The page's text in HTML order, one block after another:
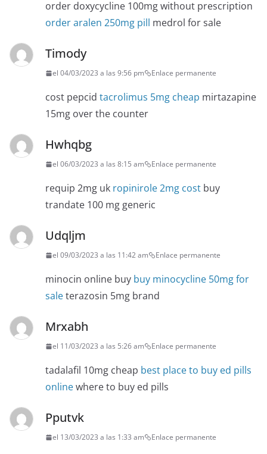
order doxycycline 100mg without prescription
order aralen 250mg pill medrol for sale
Timody
el 04/03/2023 a las 9:56 pm Enlace permanente
cost pepcid tacrolimus 5mg cheap mirtazapine
15mg over the counter
Hwhqbg
el 06/03/2023 a las 8:15 am Enlace permanente
requip 2mg uk ropinirole 2mg cost buy
trandate 100 mg generic
Udqljm
el 09/03/2023 a las 11:42 am Enlace permanente
minocin online buy buy minocycline 50mg for
saleterazosin 5mg brand
Mrxabh
el 11/03/2023 a las 5:26 am Enlace permanente
tadalafil 10mg cheap best place to buy ed pills
onlinewhere to buy ed pills
Pputvk
el 13/03/2023 a las 1:33 am Enlace permanente